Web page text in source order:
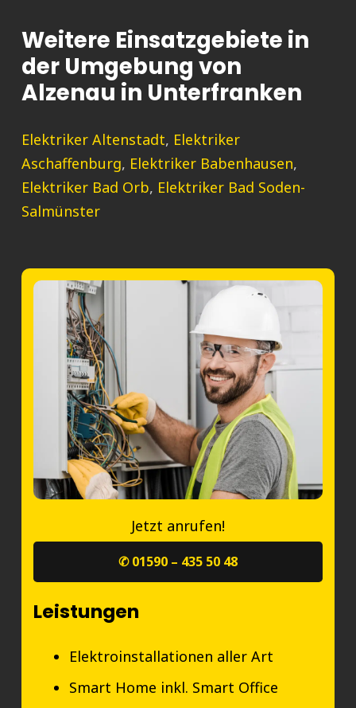
Weitere Einsatzgebiete in
der Umgebung von
Alzenau in Unterfranken
Elektriker Altenstadt, Elektriker
Aschaffenburg, Elektriker Babenhausen,
Elektriker Bad Orb, Elektriker Bad Soden-
Salmünster
Jetzt anrufen!
✆ 01590 – 435 50 48
Leistungen
Elektroinstallationen aller Art
Smart Home inkl. Smart Office